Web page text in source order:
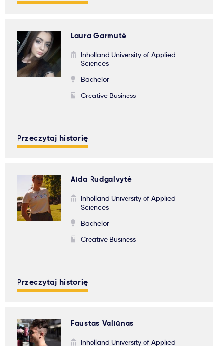
Laura Garmutė
Inholland University of Applied
Sciences
Bachelor
Creative Business
Przeczytaj historię
Aida Rudgalvytė
Inholland University of Applied
Sciences
Bachelor
Creative Business
Przeczytaj historię
Faustas Valiūnas
Inholland University of Applied